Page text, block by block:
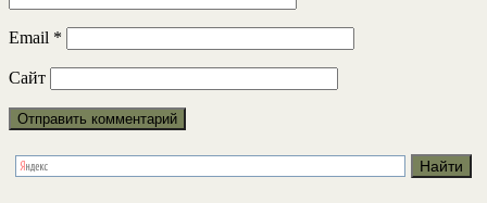
Email *
Сайт